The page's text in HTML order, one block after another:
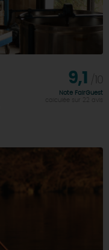
9,1
Note FairGuest